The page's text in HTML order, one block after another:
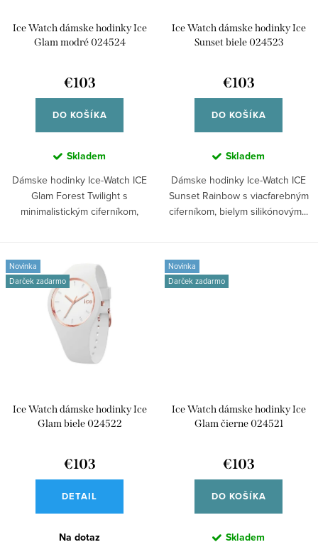
d
o
v
Ice Watch dámske hodinky Ice
Glam modré 024524
€103
DO KOŠÍKA
Skladem
Dámske hodinky Ice-Watch ICE
Glam Forest Twilight s
minimalistickým ciferníkom,
Ice Watch dámske hodinky Ice
Sunset biele 024523
€103
DO KOŠÍKA
Skladem
Dámske hodinky Ice-Watch ICE
Sunset Rainbow s viacfarebným
ciferníkom, bielym silikónovým...
Novinka
Darček zadarmo
Ice Watch dámske hodinky Ice
Glam biele 024522
€103
DETAIL
Na dotaz
Novinka
Darček zadarmo
Ice Watch dámske hodinky Ice
Glam čierne 024521
€103
DO KOŠÍKA
Skladem